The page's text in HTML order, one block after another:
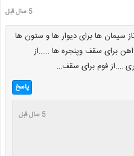
5 سال قبل
سیمان ها برای دیوار ها و ستون ها
برای سقف وپنجره ها ……از
….از فوم برای سقف…
پاسخ
5 سال قبل